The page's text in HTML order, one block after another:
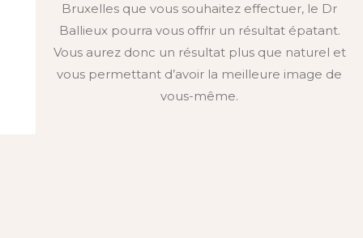
Bruxelles que vous souhaitez effectuer, le Dr
Ballieux pourra vous offrir un résultat épatant.
Vous aurez donc un résultat plus que naturel et
vous permettant d’avoir la meilleure image de
vous-même.